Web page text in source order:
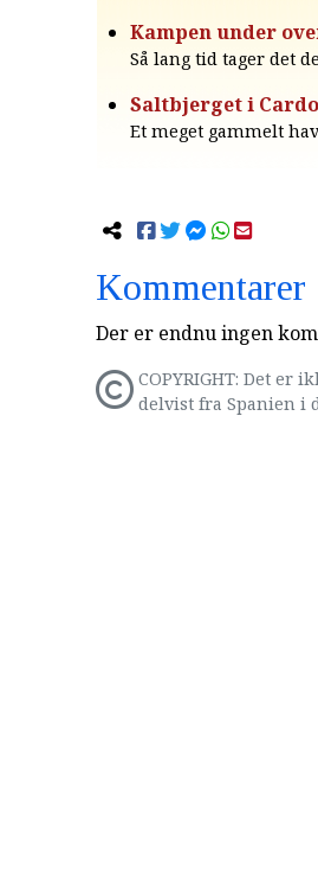
Kampen under
Så lang tid tager det
Saltbjerget i
Et meget gammelt
Kommentarer
Der er endnu ingen
COPYRIGHT: Det
delvist fra Spanien i